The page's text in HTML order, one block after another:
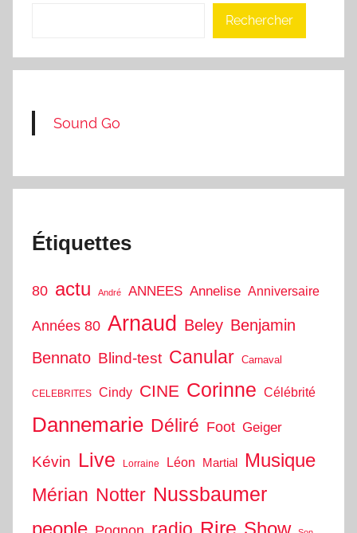
Rechercher
Sound Go
Étiquettes
80 actu André ANNEES Annelise Anniversaire
Années 80 Arnaud Beley Benjamin
Bennato Blind-test Canular Carnaval
CELEBRITES Cindy CINE Corinne Célébrité
Dannemarie Déliré Foot Geiger
Kévin Live Lorraine Léon Martial
Musique
Mérian Notter Nussbaumer